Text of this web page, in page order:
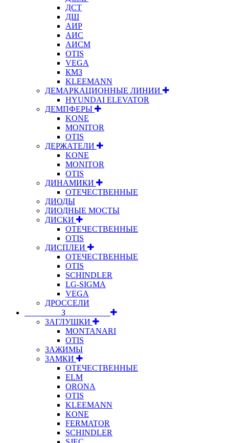
ДСТ
ДШ
АИР
АИС
АИСМ
OTIS
VEGA
КМЗ
KLEEMANN
ДЕМАРКАЦИОННЫЕ ЛИНИИ
HYUNDAI ELEVATOR
ДЕМПФЕРЫ
KONE
MONITOR
OTIS
ДЕРЖАТЕЛИ
KONE
MONITOR
OTIS
ДИНАМИКИ
ОТЕЧЕСТВЕННЫЕ
ДИОДЫ
ДИОДНЫЕ МОСТЫ
ДИСКИ
ОТЕЧЕСТВЕННЫЕ
OTIS
ДИСПЛЕИ
ОТЕЧЕСТВЕННЫЕ
OTIS
SCHINDLER
LG-SIGMA
VEGA
ДРОССЕЛИ
⠀⠀⠀⠀⠀⠀З⠀⠀⠀⠀⠀⠀⠀
ЗАГЛУШКИ
MONTANARI
OTIS
ЗАЖИМЫ
ЗАМКИ
ОТЕЧЕСТВЕННЫЕ
ELM
ORONA
OTIS
KLEEMANN
KONE
FERMATOR
SCHINDLER